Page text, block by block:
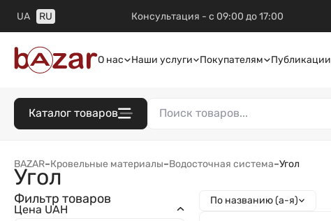
UA RU Консультация - с 09:00 до 17:00
О нас Наши услуги Покупателям Публикации
Каталог товаров
BAZAR–Кровельные материалы–Водосточная система–Угол
Угол
По названию (а-я)
Фильтр товаров
Цена UAH